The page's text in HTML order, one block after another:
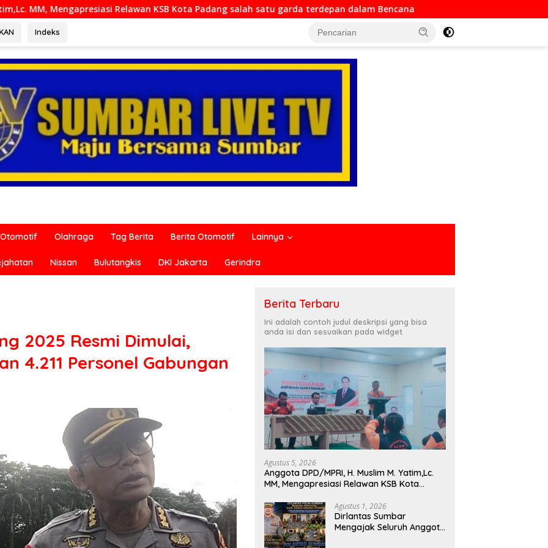
Relawan KSB Kota Padang salah satu garda terdepan dalam Bencana Dirlantas Sumbar Mengajak Seluruh
Indeks
Otomotif Olahraga Tag Berita Berita Otomotif Lainnya
Nissan Bulutangkis DKI Jakarta Gerindra
2025 Resmi Dimulai,
4.211 Personel Gabungan
Berita Terbaru
Ini adalah contoh judul deskripsi yang bisa
anda isi dan sesuaikan pada widget
Agustus 5, 2026
Anggota DPD/MPRI, H. Muslim M. Yatim,Lc.
MM, Mengapresiasi Relawan KSB Kota
Bencana
Agustus 1, 2026
Dirlantas Sumbar
Mengajak Seluruh Anggota